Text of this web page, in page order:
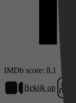
IMDb score: 8,1
Bekijk op